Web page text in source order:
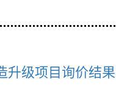
升级项目询价结